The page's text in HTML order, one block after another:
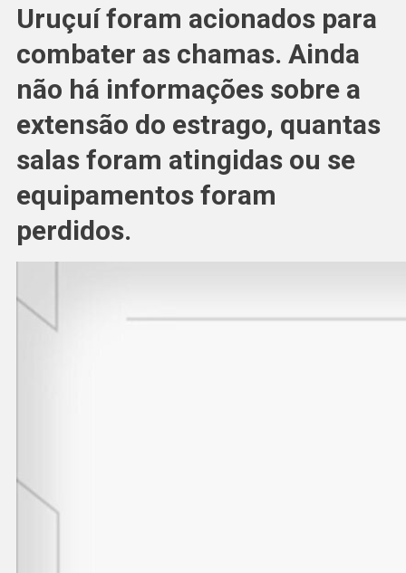
Uruçuí foram acionados para
combater as chamas. Ainda
não há informações sobre a
extensão do estrago, quantas
salas foram atingidas ou se
equipamentos foram
perdidos.